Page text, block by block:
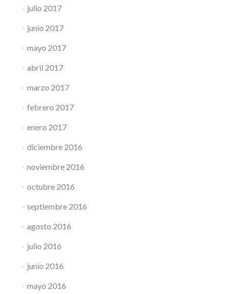
julio 2017
junio 2017
mayo 2017
abril 2017
marzo 2017
febrero 2017
enero 2017
diciembre 2016
noviembre 2016
octubre 2016
septiembre 2016
agosto 2016
julio 2016
junio 2016
mayo 2016